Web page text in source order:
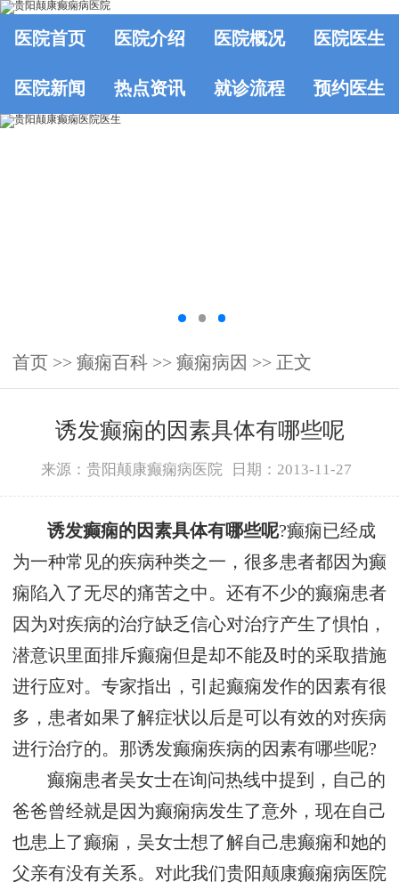
医院首页 医院介绍 医院概况 医院医生
医院新闻 热点资讯 就诊流程 预约医生
首页 >> 癫痫百科 >> 癫痫病因 >> 正文
诱发癫痫的因素具体有哪些呢
来源：贵阳颠康癫痫病医院 日期：2013-11-27
诱发癫痫的因素具体有哪些呢?癫痫已经成
为一种常见的疾病种类之一，很多患者都因为癫
痫陷入了无尽的痛苦之中。还有不少的癫痫患者
因为对疾病的治疗缺乏信心对治疗产生了惧怕，
潜意识里面排斥癫痫但是却不能及时的采取措施
进行应对。专家指出，引起癫痫发作的因素有很
多，患者如果了解症状以后是可以有效的对疾病
进行治疗的。那诱发癫痫疾病的因素有哪些呢?
癫痫患者吴女士在询问热线中提到，自己的
爸爸曾经就是因为癫痫病发生了意外，现在自己
也患上了癫痫，吴女士想了解自己患癫痫和她的
父亲有没有关系。对此我们贵阳颠康癫痫病医院